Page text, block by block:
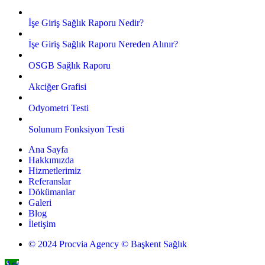
İşe Giriş Sağlık Raporu Nedir?
İşe Giriş Sağlık Raporu Nereden Alınır?
OSGB Sağlık Raporu
Akciğer Grafisi
Odyometri Testi
Solunum Fonksiyon Testi
Ana Sayfa
Hakkımızda
Hizmetlerimiz
Referanslar
Dökümanlar
Galeri
Blog
İletişim
© 2024 Procvia Agency © Başkent Sağlık